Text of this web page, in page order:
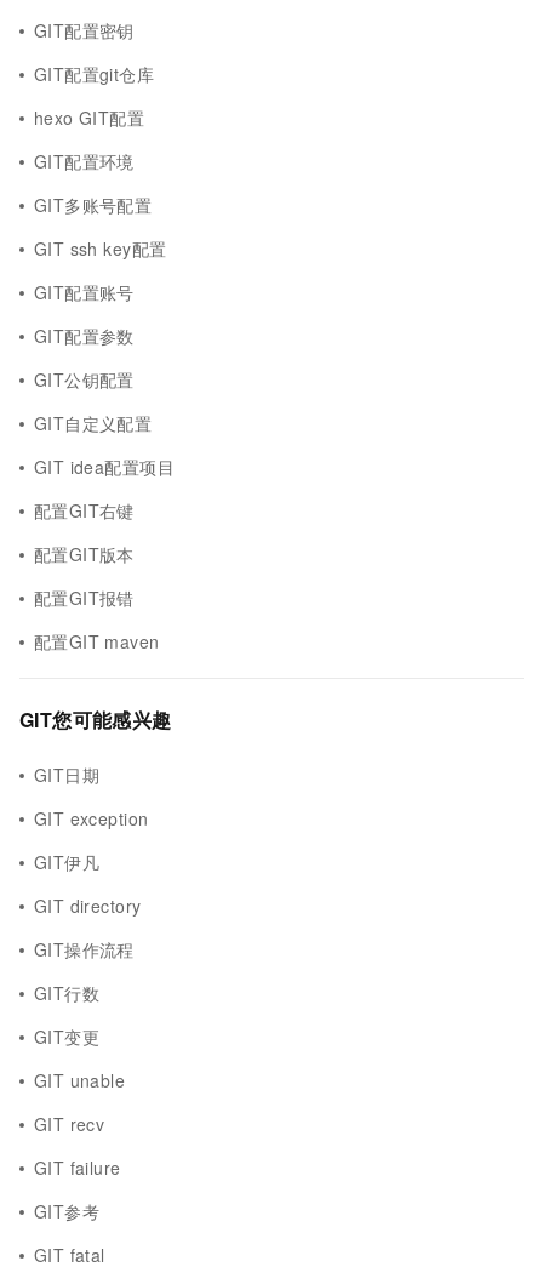
GIT配置密钥
GIT配置git仓库
hexo GIT配置
GIT配置环境
GIT多账号配置
GIT ssh key配置
GIT配置账号
GIT配置参数
GIT公钥配置
GIT自定义配置
GIT idea配置项目
配置GIT右键
配置GIT版本
配置GIT报错
配置GIT maven
GIT您可能感兴趣
GIT日期
GIT exception
GIT伊凡
GIT directory
GIT操作流程
GIT行数
GIT变更
GIT unable
GIT recv
GIT failure
GIT参考
GIT fatal